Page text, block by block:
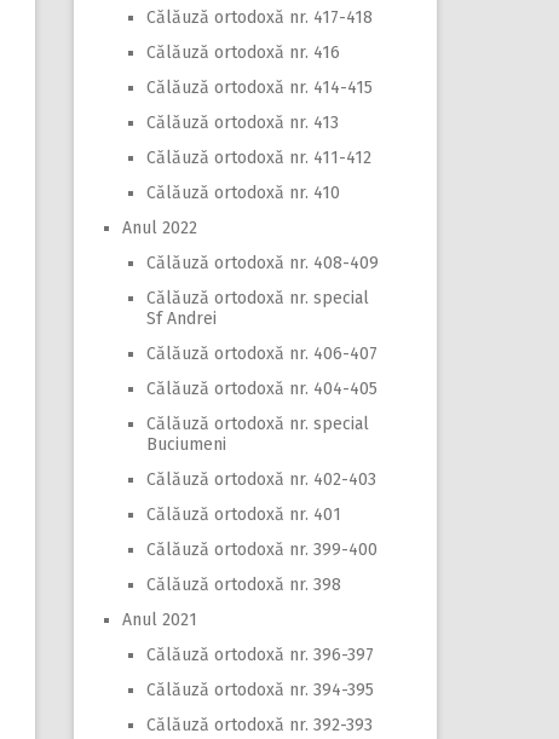
Călăuză ortodoxă nr. 417-418
Călăuză ortodoxă nr. 416
Călăuză ortodoxă nr. 414-415
Călăuză ortodoxă nr. 413
Călăuză ortodoxă nr. 411-412
Călăuză ortodoxă nr. 410
Anul 2022
Călăuză ortodoxă nr. 408-409
Călăuză ortodoxă nr. special
Sf Andrei
Călăuză ortodoxă nr. 406-407
Călăuză ortodoxă nr. 404-405
Călăuză ortodoxă nr. special
Buciumeni
Călăuză ortodoxă nr. 402-403
Călăuză ortodoxă nr. 401
Călăuză ortodoxă nr. 399-400
Călăuză ortodoxă nr. 398
Anul 2021
Călăuză ortodoxă nr. 396-397
Călăuză ortodoxă nr. 394-395
Călăuză ortodoxă nr. 392-393